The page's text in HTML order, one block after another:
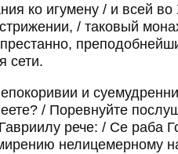
ко игумену / и всей во
/ таковый
сети.
и
/ Поревнуйте
рече: / Се раба
нелицемерному